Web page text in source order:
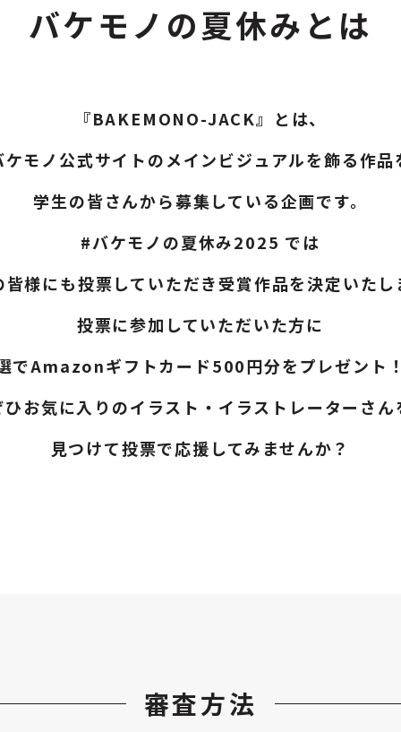
バケモノの夏休みとは
『BAKEMONO-JACK』とは、
ケモノ公式サイトのメインビジュアルを飾る作品
学⽣の皆さんから募集している企画です。
#バケモノの夏休み2025 では
皆様にも投票していただき受賞作品を決定いたし
投票に参加していただいた方に
でAmazonギフトカード500円分をプレゼント
ひお気に入りのイラスト・イラストレーターさん
見つけて投票で応援してみませんか？
審査方法